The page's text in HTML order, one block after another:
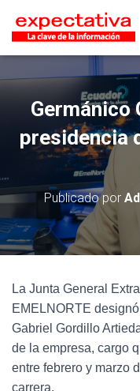
Germánico
presidencia
Publicado por
La Junta General
EMELNORTE
Gabriel Gordillo
de la empresa, cargo
entre febrero y marzo
carrera.